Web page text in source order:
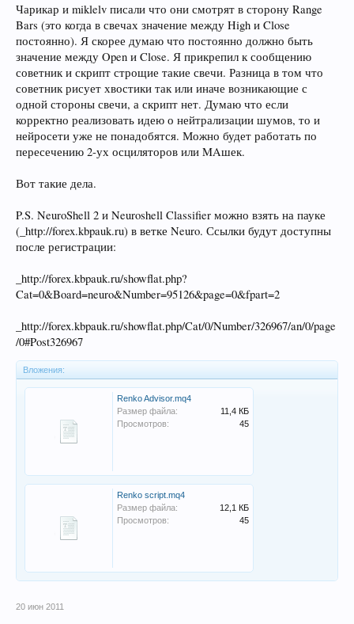
Чарикар и miklelv писали что они смотрят в сторону Range
Bars (это когда в свечах значение между High и Close
постоянно). Я скорее думаю что постоянно должно быть
значение между Open и Close. Я прикрепил к сообщению
советник и скрипт строщие такие свечи. Разница в том что
советник рисует хвостики так или иначе возникающие с
одной стороны свечи, а скрипт нет. Думаю что если
корректно реализовать идею о нейтрализации шумов, то и
нейросети уже не понадобятся. Можно будет работать по
пересечению 2-ух осциляторов или MAшек.
Вот такие дела.
P.S. NeuroShell 2 и Neuroshell Classifier можно взять на пауке
(_http://forex.kbpauk.ru) в ветке Neuro. Ссылки будут доступны
после регистрации:
_http://forex.kbpauk.ru/showflat.php?
Cat=0&Board=neuro&Number=95126&page=0&fpart=2
_http://forex.kbpauk.ru/showflat.php/Cat/0/Number/326967/an/0/page
/0#Post326967
Вложения:
Renko Advisor.mq4
Размер файла:
11,4 КБ
Просмотров:
45
Renko script.mq4
Размер файла:
12,1 КБ
Просмотров:
45
20 июн 2011